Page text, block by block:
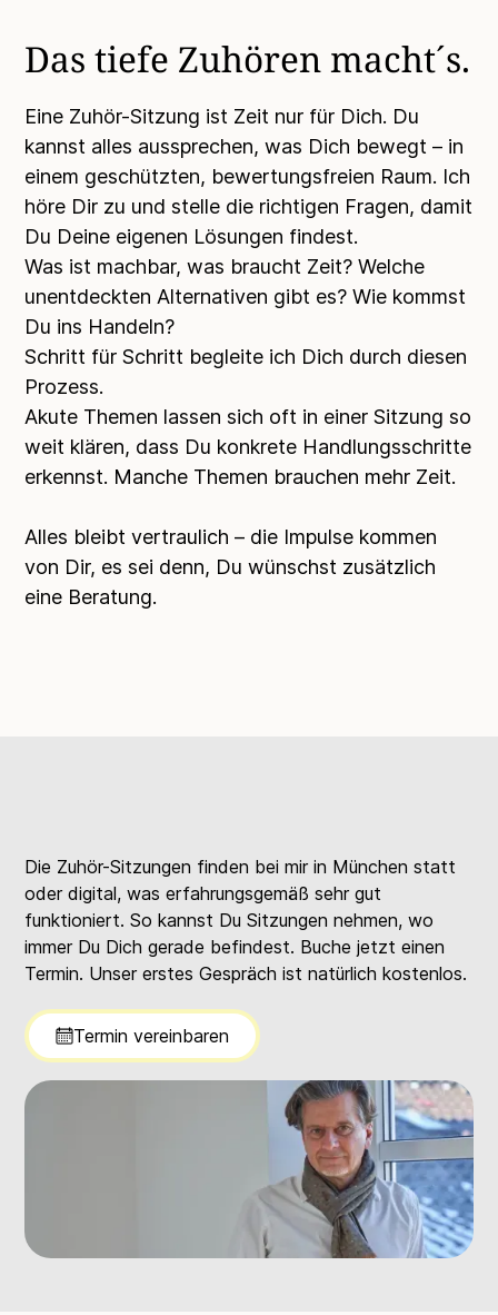
Das tiefe Zuhören macht´s.
Eine Zuhör-Sitzung ist Zeit nur für Dich. Du
kannst alles aussprechen, was Dich bewegt – in
einem geschützten, bewertungsfreien Raum. Ich
höre Dir zu und stelle die richtigen Fragen, damit
Du Deine eigenen Lösungen findest.
Was ist machbar, was braucht Zeit? Welche
unentdeckten Alternativen gibt es? Wie kommst
Du ins Handeln?
Schritt für Schritt begleite ich Dich durch diesen
Prozess.
Akute Themen lassen sich oft in einer Sitzung so
weit klären, dass Du konkrete Handlungsschritte
erkennst. Manche Themen brauchen mehr Zeit.
Alles bleibt vertraulich – die Impulse kommen
von Dir, es sei denn, Du wünschst zusätzlich
eine Beratung.
Die Zuhör-Sitzungen finden bei mir in München statt
oder digital, was erfahrungsgemäß sehr gut
funktioniert. So kannst Du Sitzungen nehmen, wo
immer Du Dich gerade befindest. Buche jetzt einen
Termin. Unser erstes Gespräch ist natürlich kostenlos.
Termin vereinbaren